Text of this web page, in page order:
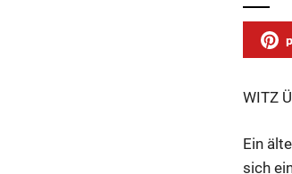
WITZ
Ein
sich